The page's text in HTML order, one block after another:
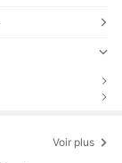
Voir plus